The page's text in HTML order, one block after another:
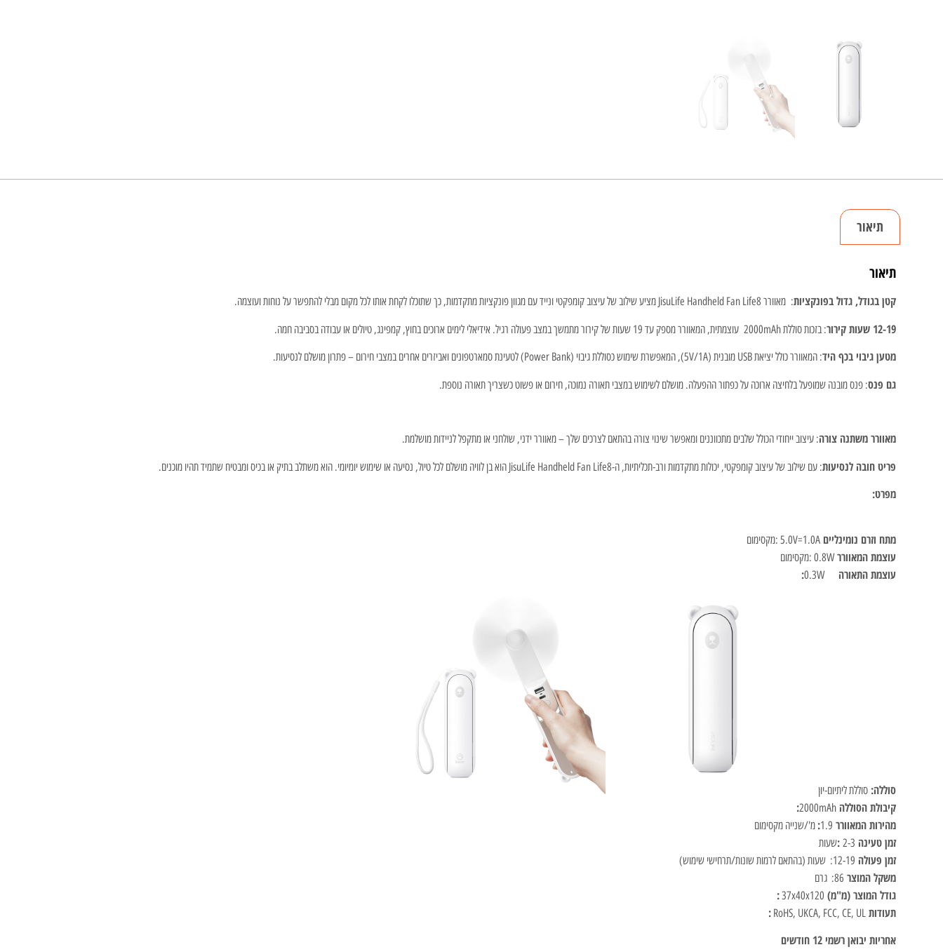
תיאור
תיאור
קטן בגודל, גדול בפונקציות: מאוורר JisuLife Handheld Fan Life8 מציע שילוב של עיצוב קומפקטי ונייד עם מגוון פונקציות מתקדמות, כך שתוכלו לקחת אותו לכל מקום מבלי להתפשר על נוחות ועוצמה.
12-19 שעות קירור : בזכות סוללת 2000mAh עוצמתית, המאוורר מספק עד 19 שעות של קירור מתמשך במצב פעולה רגיל. אידיאלי לימים ארוכים בחוץ, קמפינג, טיולים או עבודה בסביבה חמה.
מטען גיבוי בכף היד: המאוורר כולל יציאת USB מובנית (5V/1A), המאפשרת שימוש כסוללת גיבוי (Power Bank) לטעינת סמארטפונים ואביזרים אחרים במצבי חירום – פתרון מושלם לנסיעות.
גם פנס: פנס מובנה שמופעל בלחיצה ארוכה על כפתור ההפעלה. מושלם לשימוש במצבי תאורה נמוכה, חירום או פשוט כשצריך תאורה נוספת.
מאוורר משתנה צורה: עיצוב ייחודי הכולל שלבים מתכווננים ומאפשר שינוי צורה בהתאם לצרכים שלך – מאוורר ידני, שולחני או מתקפל לניידות מושלמת.
פריט חובה לנסיעות: עם שילוב של עיצוב קומפקטי, יכולות מתקדמות ורב-תכליתיות, ה-JisuLife Handheld Fan Life8 הוא בן לוויה מושלם לכל טיול, נסיעה או שימוש יומיומי. הוא משתלב בתיק או בכיס ומבטיח שתמיד תהיו מוכנים.
מפרט:
מתח וזרם נומינליים ‎ 5.0V=1.0A :מקסימום
עוצמת המאוורר ‎0.8W :מקסימום
עוצמת התאורה0.3W
:
סוללה: סוללת ליתיום-יון
קיבולת הסוללה ‎ 2000mAh
:
מהירות המאוורר 1.9
:
זמן טעינה ‎ 2-3
:שעות
זמן פעולה 12-19: ‎ שעות (בהתאם לרמות שונות/תרחישי שימוש)
משקל המוצר 86: ‎ גרם
גודל המוצר (מ"מ) ‎ 37x40x120
:
תעודות RoHS, UKCA, FCC, CE, UL
:
אחריות יבואן רשמי 12 חודשים